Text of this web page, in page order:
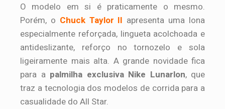
O modelo em si é praticamente o mesmo.
Porém, o Chuck Taylor II apresenta uma lona
especialmente reforçada, lingueta acolchoada e
antideslizante, reforço no tornozelo e sola
ligeiramente mais alta. A grande novidade fica
para a palmilha exclusiva Nike Lunarlon, que
traz a tecnologia dos modelos de corrida para a
casualidade do All Star.